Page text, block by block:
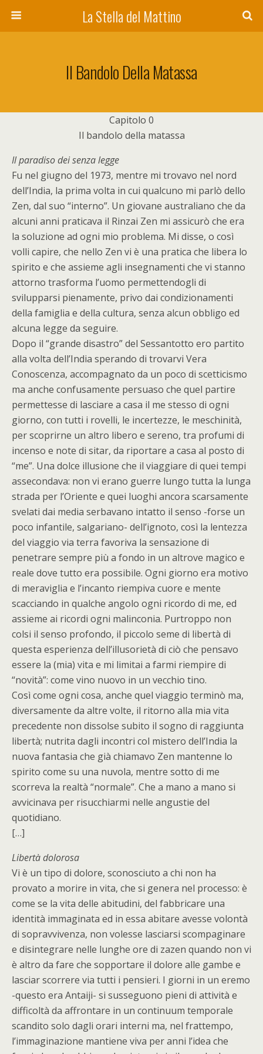
La Stella del Mattino
Il Bandolo Della Matassa
Capitolo 0
Il bandolo della matassa
Il paradiso dei senza legge
Fu nel giugno del 1973, mentre mi trovavo nel nord
dell’India, la prima volta in cui qualcuno mi parlò dello
Zen, dal suo “interno”. Un giovane australiano che da
alcuni anni praticava il Rinzai Zen mi assicurò che era
la soluzione ad ogni mio problema. Mi disse, o così
volli capire, che nello Zen vi è una pratica che libera lo
spirito e che assieme agli insegnamenti che vi stanno
attorno trasforma l’uomo permettendogli di
svilupparsi pienamente, privo dai condizionamenti
della famiglia e della cultura, senza alcun obbligo ed
alcuna legge da seguire.
Dopo il “grande disastro” del Sessantotto ero partito
alla volta dell’India sperando di trovarvi Vera
Conoscenza, accompagnato da un poco di scetticismo
ma anche confusamente persuaso che quel partire
permettesse di lasciare a casa il me stesso di ogni
giorno, con tutti i rovelli, le incertezze, le meschinità,
per scoprirne un altro libero e sereno, tra profumi di
incenso e note di sitar, da riportare a casa al posto di
“me”. Una dolce illusione che il viaggiare di quei tempi
assecondava: non vi erano guerre lungo tutta la lunga
strada per l’Oriente e quei luoghi ancora scarsamente
svelati dai media serbavano intatto il senso -forse un
poco infantile, salgariano- dell’ignoto, così la lentezza
del viaggio via terra favoriva la sensazione di
penetrare sempre più a fondo in un altrove magico e
reale dove tutto era possibile. Ogni giorno era motivo
di meraviglia e l’incanto riempiva cuore e mente
scacciando in qualche angolo ogni ricordo di me, ed
assieme ai ricordi ogni malinconia. Purtroppo non
colsi il senso profondo, il piccolo seme di libertà di
questa esperienza dell’illusorietà di ciò che pensavo
essere la (mia) vita e mi limitai a farmi riempire di
“novità”: come vino nuovo in un vecchio tino.
Così come ogni cosa, anche quel viaggio terminò ma,
diversamente da altre volte, il ritorno alla mia vita
precedente non dissolse subito il sogno di raggiunta
libertà; nutrita dagli incontri col mistero dell’India la
nuova fantasia che già chiamavo Zen mantenne lo
spirito come su una nuvola, mentre sotto di me
scorreva la realtà “normale”. Che a mano a mano si
avvicinava per risucchiarmi nelle angustie del
quotidiano.
[…]
Libertà dolorosa
Vi è un tipo di dolore, sconosciuto a chi non ha
provato a morire in vita, che si genera nel processo: è
come se la vita delle abitudini, del fabbricare una
identità immaginata ed in essa abitare avesse volontà
di sopravvivenza, non volesse lasciarsi scompaginare
e disintegrare nelle lunghe ore di zazen quando non vi
è altro da fare che sopportare il dolore alle gambe e
lasciar scorrere via tutti i pensieri. I giorni in un eremo
-questo era Antaiji- si susseguono pieni di attività e
difficoltà da affrontare in un continuum temporale
scandito solo dagli orari interni ma, nel frattempo,
l’immaginazione mantiene viva per anni l’idea che